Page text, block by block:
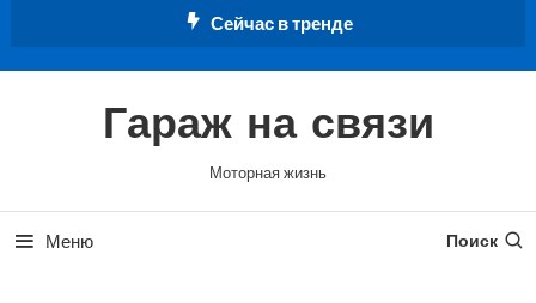
Сейчас в тренде
Гараж на связи
Моторная жизнь
Меню Поиск